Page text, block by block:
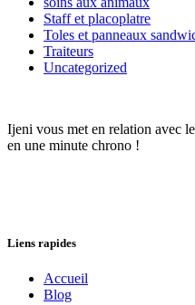
Staff et placoplatre
Toles et panneaux
Traiteurs
Uncategorized
Ijeni vous met en relation avec
en une minute chrono !
Liens rapides
Accueil
Blog